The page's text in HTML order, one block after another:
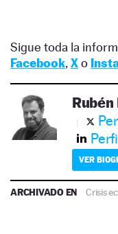
Sigue toda la
Facebook, Xo
Rubén
VER
ARCHIVADO EN Crisis